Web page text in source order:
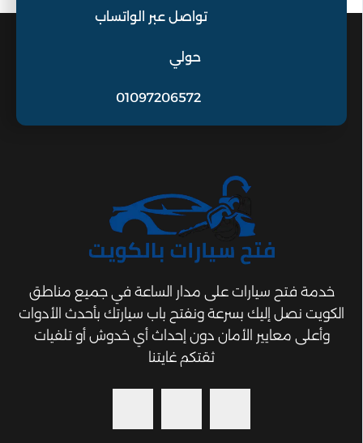
تواصل عبر الواتساب
حولي
01097206572
خدمة فتح سيارات على مدار الساعة في جميع مناطق
الكويت نصل إليك بسرعة ونفتح باب سيارتك بأحدث الأدوات
وأعلى معايير الأمان دون إحداث أي خدوش أو تلفيات
ثقتكم غايتنا